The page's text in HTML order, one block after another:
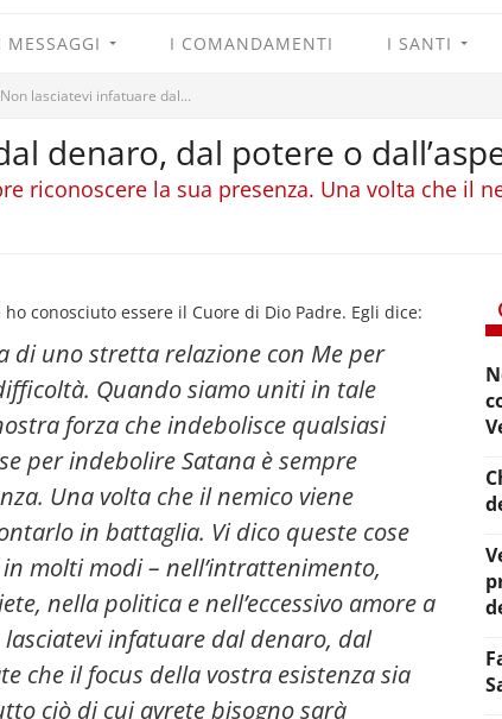
I COMANDAMENTI I SANTI
Non lasciatevi infatuare dal...
denaro, dal potere o
riconoscere la sua presenza. Una volta che il
conosciuto essere il Cuore di Dio Padre. Egli dice:
di uno stretta relazione con Me per
Quando siamo uniti in tale
forza che indebolisce qualsiasi
per indebolire Satana è sempre
. Una volta che il nemico viene
in battaglia. Vi dico queste cose
molti modi – nell’intrattenimento,
nella politica e nell’eccessivo amore a
infatuare dal denaro, dal
che il focus della vostra esistenza sia
ciò di cui avrete bisogno sarà